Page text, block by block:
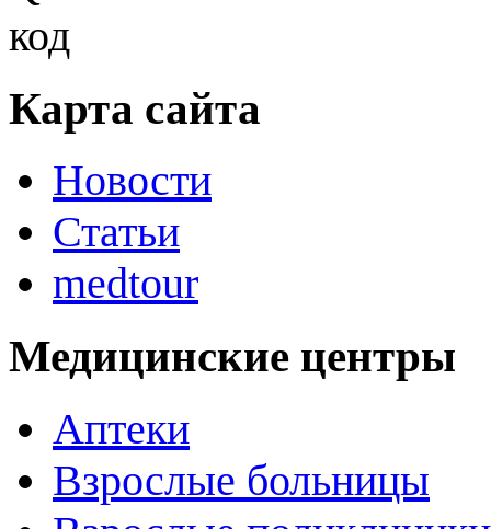
Карта сайта
Новости
Статьи
medtour
Медицинские центры
Аптеки
Взрослые больницы